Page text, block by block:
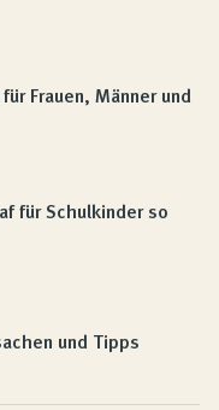
Frauen, Männer und
für Schulkinder so
und Tipps